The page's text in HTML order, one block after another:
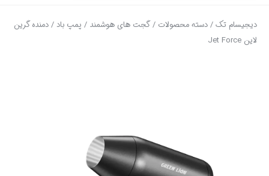
دیجیسام تک/دسته محصولات /گجت های هوشمند / پمپ باد/ دمنده گرین
لاین Jet Force